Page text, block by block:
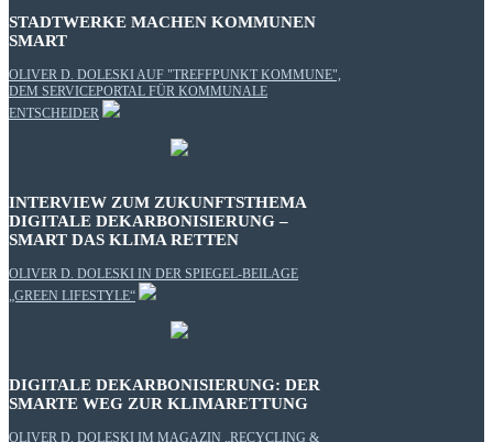
STADTWERKE MACHEN KOMMUNEN
SMART
OLIVER D. DOLESKI AUF "TREFFPUNKT KOMMUNE",
DEM SERVICEPORTAL FÜR KOMMUNALE
ENTSCHEIDER
INTERVIEW ZUM ZUKUNFTSTHEMA
DIGITALE DEKARBONISIERUNG –
SMART DAS KLIMA RETTEN
OLIVER D. DOLESKI IN DER SPIEGEL-BEILAGE
„GREEN LIFESTYLE“
DIGITALE DEKARBONISIERUNG: DER
SMARTE WEG ZUR KLIMARETTUNG
OLIVER D. DOLESKI IM MAGAZIN „RECYCLING &